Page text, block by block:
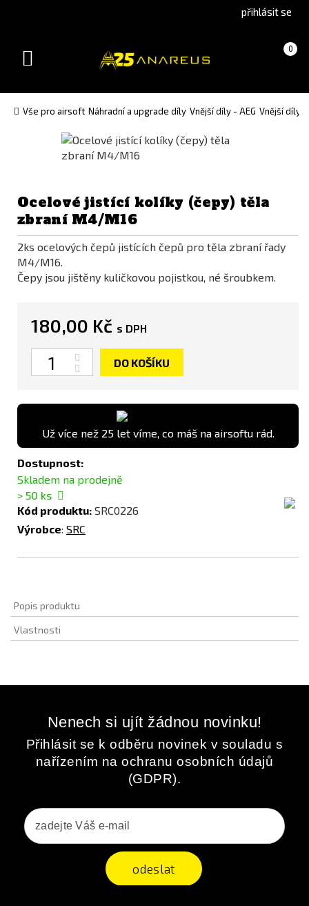
version(Slovak)
přihlásit se
Košík 0
(prázdný)
Toggle
Vše pro airsoft Náhradní a upgrade díly Vnější díly - AEG Vnější díly
Ocelové jistící kolíky (čepy) těla
zbraní M4/M16
2ks ocelových čepů jistících čepů pro těla zbraní řady
M4/M16.
Čepy jsou jištěny kuličkovou pojistkou, né šroubkem.
180,00 Kč s DPH
Počet
DO KOŠÍKU
Už více než 25 let víme, co máš na airsoftu rád.
Dostupnost:
Skladem na prodejně
> 50 ks
Kód produktu: SRC0226
Výrobce: SRC
Popis produktu
Vlastnosti
Nenech si ujít žádnou novinku!
Přihlásit se k odběru novinek v souladu s
nařízením na ochranu osobních údajů
(GDPR).
odeslat